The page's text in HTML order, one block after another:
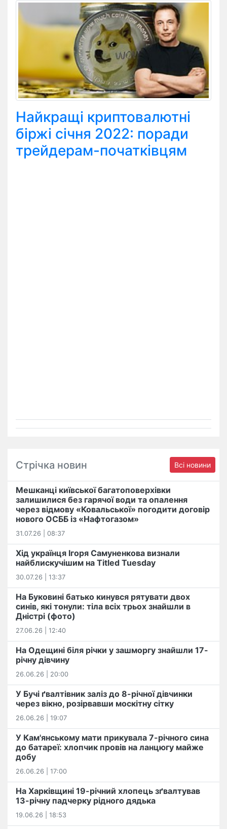
Найкращі криптовалютні
біржі січня 2022: поради
трейдерам-початківцям
Стрічка новин Всі новини
Мешканці київської багатоповерхівки
залишилися без гарячої води та опалення
через відмову «Ковальської» погодити договір
нового ОСББ із «Нафтогазом»
31.07.26 | 08:37
Хід українця Ігоря Самуненкова визнали
найблискучішим на Titled Tuesday
30.07.26 | 13:37
На Буковині батько кинувся рятувати двох
синів, які тонули: тіла всіх трьох знайшли в
Дністрі (фото)
27.06.26 | 12:40
На Одещині біля річки у зашморгу знайшли 17-
річну дівчину
26.06.26 | 20:00
У Бучі ґвалтівник заліз до 8-річної дівчинки
через вікно, розірвавши москітну сітку
26.06.26 | 19:07
У Кам'янському мати прикувала 7-річного сина
до батареї: хлопчик провів на ланцюгу майже
добу
26.06.26 | 17:00
На Харківщині 19-річний хлопець​ ️зґвалтував
13-річну падчерку рідного дядька
19.06.26 | 18:53